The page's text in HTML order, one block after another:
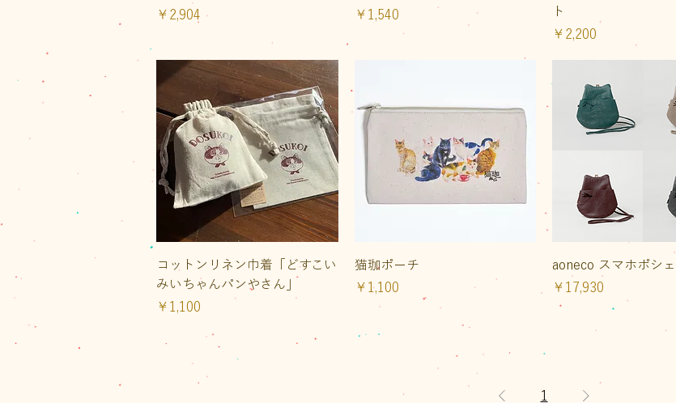
価格
￥2,904
価格
￥1,540
ト
価格
￥2,200
クイックビュー
コットンリネン巾着「どすこい
みいちゃんパンやさん」
価格
￥1,100
クイックビュー
猫珈ポーチ
価格
￥1,100
クイックビュ
aoneco スマホポシ
価格
￥17,930
1